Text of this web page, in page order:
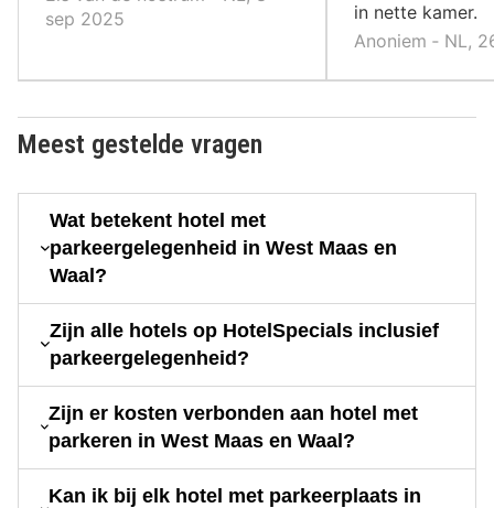
sep 2025
in nette kamer.
Anoniem ‐ NL,
Meest gestelde vragen
Wat betekent hotel met
parkeergelegenheid in West Maas en
Waal?
Zijn alle hotels op HotelSpecials inclusief
parkeergelegenheid?
Zijn er kosten verbonden aan hotel met
parkeren in West Maas en Waal?
Kan ik bij elk hotel met parkeerplaats in